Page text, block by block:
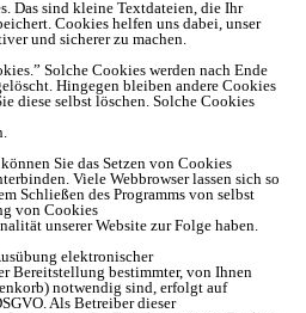
Das sind kleine Textdateien, die Ihr
Cookies helfen uns dabei, unser
und sicherer zu machen.
Solche Cookies werden nach Ende
Hingegen bleiben andere Cookies
diese selbst löschen. Solche Cookies
Sie das Setzen von Cookies
Viele Webbrowser lassen sich so
Schließen des Programms von selbst
von Cookies
unserer Website zur Folge haben.
elektronischer
Bereitstellung bestimmter, von Ihnen
notwendig sind, erfolgt auf
Als Betreiber dieser